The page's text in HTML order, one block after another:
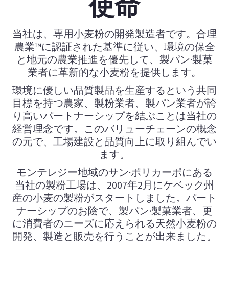
当社は、専用小麦粉の開発製造者です。合理
農業™に認証された基準に従い、環境の保全
と地元の農業推進を優先して、製パン·製菓
業者に革新的な小麦粉を提供します。
環境に優しい品質製品を生産するという共同
目標を持つ農家、製粉業者、製パン業者が誇
り高いパートナーシップを結ぶことは当社の
経営理念です。このバリューチェーンの概念
の元で、工場建設と品質向上に取り組んでい
ます。
モンテレジー地域のサン·ポリカーポにある
当社の製粉工場は、2007年2月にケベック州
産の小麦の製粉がスタートしました。パート
ナーシップのお陰で、製パン·製菓業者、更
に消費者のニーズに応えられる天然小麦粉の
開発、製造と販売を行うことが出来ました。